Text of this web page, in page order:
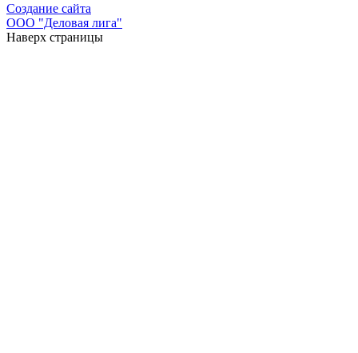
Создание сайта
ООО "Деловая лига"
Наверх страницы